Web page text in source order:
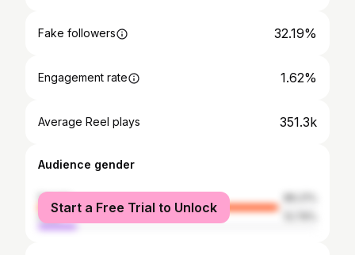
Fake followers 32.19%
Engagement rate 1.62%
Average Reel plays 351.3k
Audience gender
female
male
Start a Free Trial to Unlock